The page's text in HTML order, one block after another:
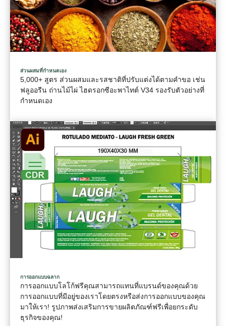
ส่วนผสมที่กําหนดเอง
5,000+ สูตร ส่วนผสมและรสชาติที่ปรับแต่งได้ตามคําขอ เช่น
ฟลูออรีน ถ่านไม้ไผ่ ไฮดรอกซีอะพาไทต์ V34 รองรับตัวอย่างที่
กําหนดเอง
การออกแบบฉลาก
การออกแบบโลโก้ฟรีคุณสามารถแทนที่แบรนด์ของคุณด้วย
การออกแบบที่มีอยู่ของเราโดยตรงหรือส่งการออกแบบของคุณ
มาให้เรา! รูปภาพส่งเสริมการขายผลิตภัณฑ์ฟรีเพื่อยกระดับ
ธุรกิจของคุณ!